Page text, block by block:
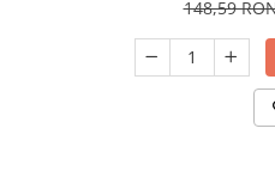
Ventilatoare & Sisteme Racire
Aparate de aer conditionat
148,59